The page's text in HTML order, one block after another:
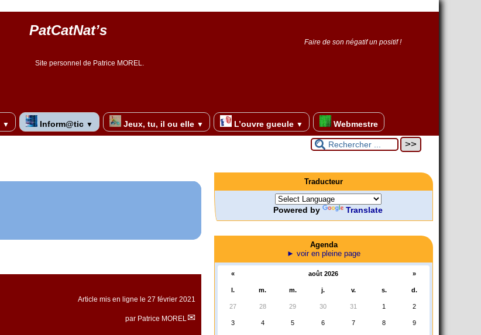
PatCatNat’s
Faire de son négatif un positif !
Site personnel de Patrice MOREL.
▼ Inform@tic ▼ Jeux, tu, il ou elle ▼ L’ouvre gueule ▼ Webmestre
Article mis en ligne le 27 février 2021
par Patrice MOREL
Traducteur
Powered by Translate
Agenda
► voir en pleine page
« août 2026 »
l. m. m. j. v. s. d.
27 28 29 30 31 1 2
3 4 5 6 7 8 9